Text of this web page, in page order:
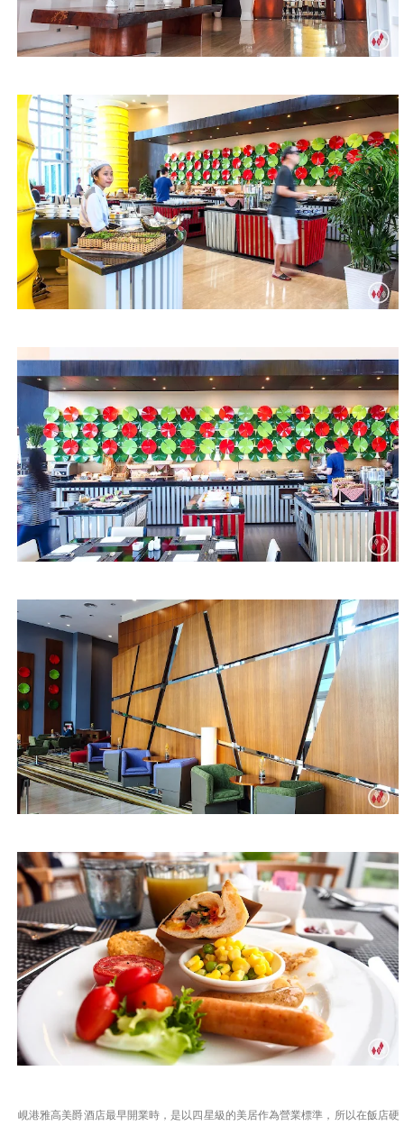
峴港雅高美爵酒店最早開業時，是以四星級的美居作為營業標準，所以在飯店硬